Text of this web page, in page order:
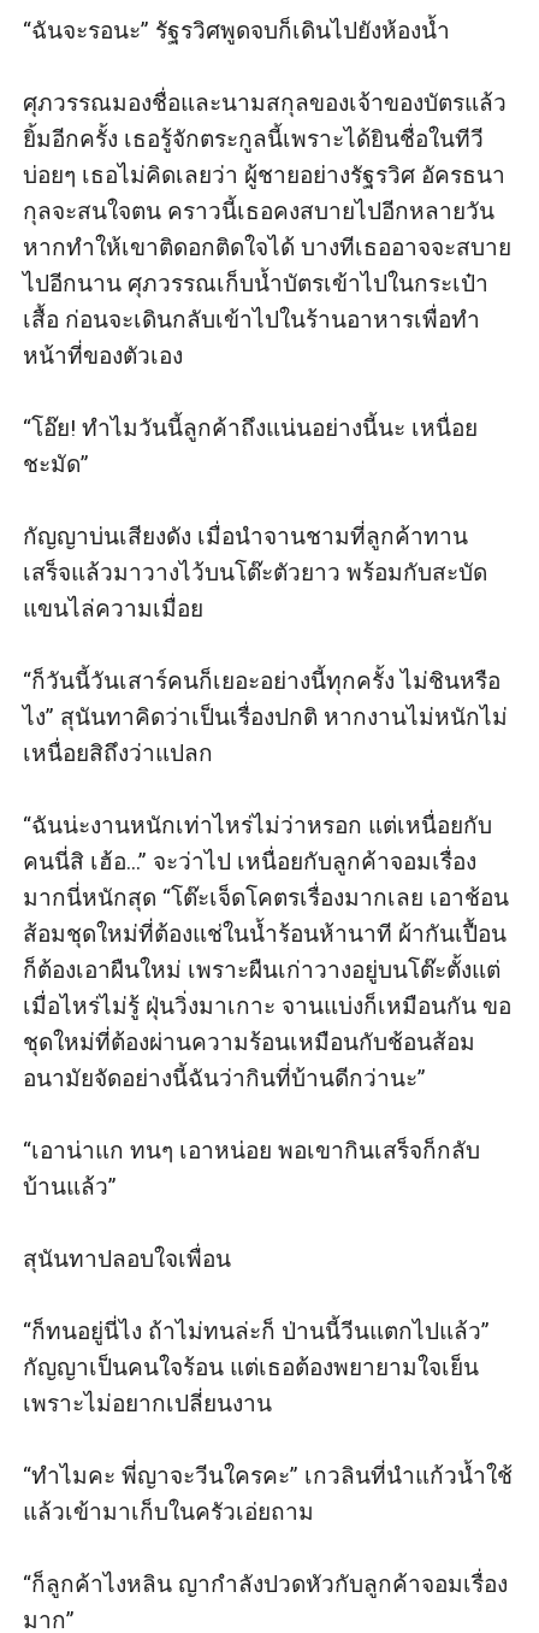
“ฉันจะรอนะ” รัฐรวิศพูดจบก็เดินไปยังห้องน้ำ
ศุภวรรณมองชื่อและนามสกุลของเจ้าของบัตรแล้ว
ยิ้มอีกครั้ง เธอรู้จักตระกูลนี้เพราะได้ยินชื่อในทีวี
บ่อยๆ เธอไม่คิดเลยว่า ผู้ชายอย่างรัฐรวิศ อัครธนา
กุลจะสนใจตน คราวนี้เธอคงสบายไปอีกหลายวัน
หากทำให้เขาติดอกติดใจได้ บางทีเธออาจจะสบาย
ไปอีกนาน ศุภวรรณเก็บน้ำบัตรเข้าไปในกระเป๋า
เสื้อ ก่อนจะเดินกลับเข้าไปในร้านอาหารเพื่อทำ
หน้าที่ของตัวเอง
“โอ๊ย! ทำไมวันนี้ลูกค้าถึงแน่นอย่างนี้นะ เหนื่อย
ชะมัด”
กัญญาบ่นเสียงดัง เมื่อนำจานชามที่ลูกค้าทาน
เสร็จแล้วมาวางไว้บนโต๊ะตัวยาว พร้อมกับสะบัด
แขนไล่ความเมื่อย
“ก็วันนี้วันเสาร์คนก็เยอะอย่างนี้ทุกครั้ง ไม่ชินหรือ
ไง” สุนันทาคิดว่าเป็นเรื่องปกติ หากงานไม่หนักไม่
เหนื่อยสิถึงว่าแปลก
“ฉันน่ะงานหนักเท่าไหร่ไม่ว่าหรอก แต่เหนื่อยกับ
คนนี่สิ เฮ้อ...” จะว่าไป เหนื่อยกับลูกค้าจอมเรื่อง
มากนี่หนักสุด “โต๊ะเจ็ดโคตรเรื่องมากเลย เอาช้อน
ส้อมชุดใหม่ที่ต้องแช่ในน้ำร้อนห้านาที ผ้ากันเปื้อน
ก็ต้องเอาผืนใหม่ เพราะผืนเก่าวางอยู่บนโต๊ะตั้งแต่
เมื่อไหร่ไม่รู้ ฝุ่นวิ่งมาเกาะ จานแบ่งก็เหมือนกัน ขอ
ชุดใหม่ที่ต้องผ่านความร้อนเหมือนกับช้อนส้อม
อนามัยจัดอย่างนี้ฉันว่ากินที่บ้านดีกว่านะ”
“เอาน่าแก ทนๆ เอาหน่อย พอเขากินเสร็จก็กลับ
บ้านแล้ว”
สุนันทาปลอบใจเพื่อน
“ก็ทนอยู่นี่ไง ถ้าไม่ทนล่ะก็ ป่านนี้วีนแตกไปแล้ว”
กัญญาเป็นคนใจร้อน แต่เธอต้องพยายามใจเย็น
เพราะไม่อยากเปลี่ยนงาน
“ทำไมคะ พี่ญาจะวีนใครคะ” เกวลินที่นำแก้วน้ำใช้
แล้วเข้ามาเก็บในครัวเอ่ยถาม
“ก็ลูกค้าไงหลิน ญากำลังปวดหัวกับลูกค้าจอมเรื่อง
มาก”